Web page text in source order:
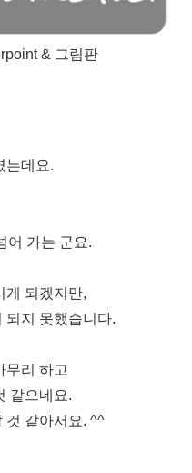
& 그림판
는데요.
어 가는 군요.
게 되겠지만,
되지 못했습니다.
무리 하고
같으네요.
것 같아서요. ^^